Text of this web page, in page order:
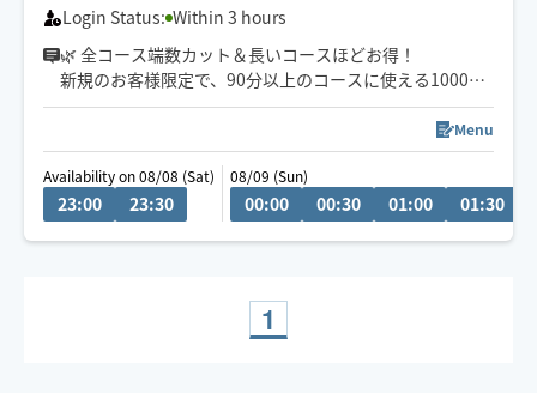
Login Status: Within 3 hours
🌿 全コース端数カット＆長いコースほどお得！
新規のお客様限定で、90分以上のコースに使える1000円
引きクーポンもご用意しました。
※施術中や仕事中で返信が1〜2時間ほど遅れる場合があ
ります。ご了承ください。
Menu
Availability on 08/08 (Sat)
23:00 23:30
08/09 (Sun)
00:00 00:30 01:00 01:30
1